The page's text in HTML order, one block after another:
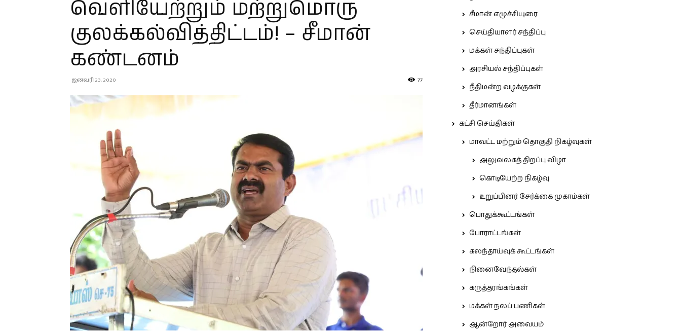
வெளியேற்றும் மற்றுமொரு
குலக்கல்வித்திட்டம்! – சீமான்
கண்டனம்
ஜனவரி 23, 2020 77
சீமான் எழுச்சியுரை
செய்தியாளர் சந்திப்பு
மக்கள் சந்திப்புகள்
அரசியல் சந்திப்புகள்
நீதிமன்ற வழக்குகள்
தீர்மானங்கள்
கட்சி செய்திகள்
மாவட்ட மற்றும் தொகுதி நிகழ்வுகள்
அலுவலகத் திறப்பு விழா
கொடியேற்ற நிகழ்வு
உறுப்பினர் சேர்க்கை முகாம்கள்
பொதுக்கூட்டங்கள்
போராட்டங்கள்
கலந்தாய்வுக் கூட்டங்கள்
நினைவேந்தல்கள்
கருத்தரங்கங்கள்
மக்கள் நலப் பணிகள்
ஆன்றோர் அவையம்